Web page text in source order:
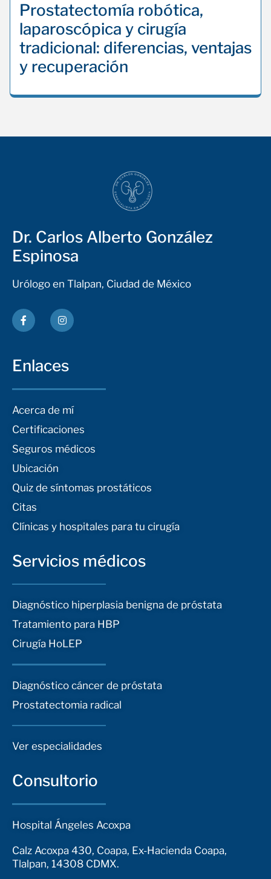
Prostatectomía robótica,
laparoscópica y cirugía
tradicional: diferencias, ventajas
y recuperación
Dr. Carlos Alberto González
Espinosa
Urólogo en Tlalpan, Ciudad de México
Enlaces
Acerca de mí
Certificaciones
Seguros médicos
Ubicación
Quiz de síntomas prostáticos
Citas
Clínicas y hospitales para tu cirugía
Servicios médicos
Diagnóstico hiperplasia benigna de próstata
Tratamiento para HBP
Cirugía HoLEP
Diagnóstico cáncer de próstata
Prostatectomia radical
Ver especialidades
Consultorio
Hospital Ángeles Acoxpa
Calz Acoxpa 430, Coapa, Ex-Hacienda Coapa,
Tlalpan, 14308 CDMX.